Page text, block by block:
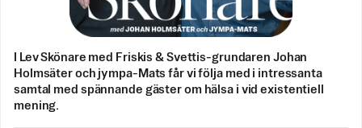
I Lev Skönare med Friskis & Svettis-grundaren Johan
Holmsäter och jympa-Mats får vi följa med i intressanta
samtal med spännande gäster om hälsa i vid existentiell
mening.